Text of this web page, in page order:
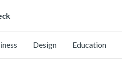
Design Education